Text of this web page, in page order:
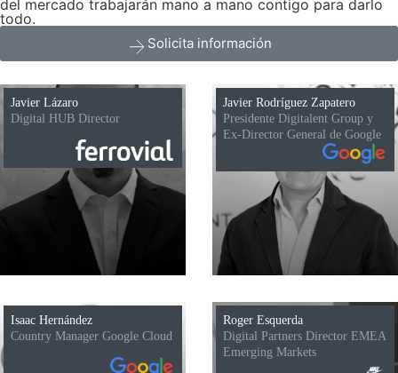
del mercado trabajarán mano a mano contigo para darlo
todo.
Solicita información
Javier Lázaro
Digital HUB Director
Javier Rodríguez Zapatero
Presidente Digitalent Group y
Ex-Director General de Google
Isaac Hernández
Country Manager Google Cloud
Roger Esquerda
Digital Partners Director EMEA
Emerging Markets